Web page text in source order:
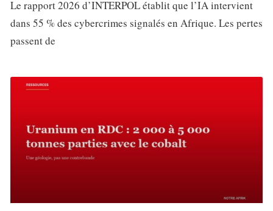
Le rapport 2026 d’INTERPOL établit que l’IA intervient
dans 55 % des cybercrimes signalés en Afrique. Les pertes
passent de